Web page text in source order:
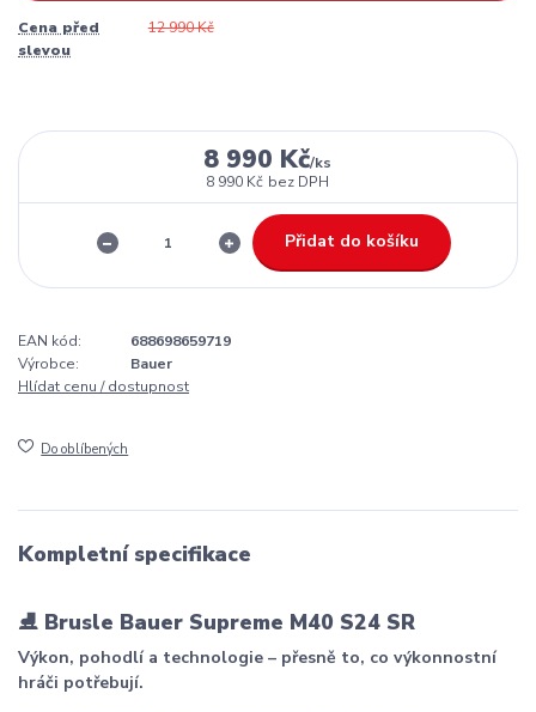
Cena před
slevou
12 990 Kč
8 990 Kč/ks
8 990 Kč bez DPH
Přidat do košíku
EAN kód:
688698659719
Výrobce:
Bauer
Hlídat cenu / dostupnost
Do oblíbených
Kompletní specifikace
⛸️ Brusle Bauer Supreme M40 S24 SR
Výkon, pohodlí a technologie – přesně to, co výkonnostní
hráči potřebují.